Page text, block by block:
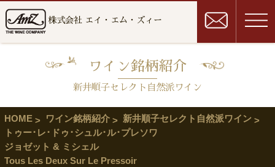
株式会社 エイ・エム・ズィー
ワイン銘柄紹介
新井順子セレクト自然派ワイン
HOME ワイン銘柄紹介
新井順子セレクト自然派ワイン
トゥー･レ･ドゥ･シュル･ル･プレソワ
ジョゼット & ミシェル
Tous Les Deux Sur Le Pressoir